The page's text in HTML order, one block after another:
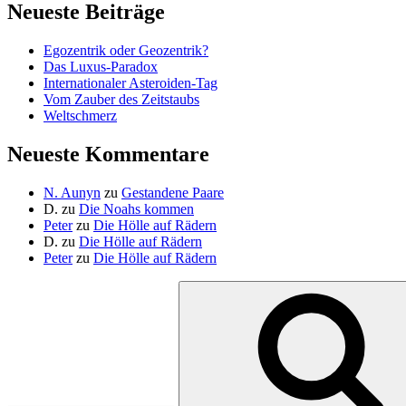
Neueste Beiträge
Egozentrik oder Geozentrik?
Das Luxus-Paradox
Internationaler Asteroiden-Tag
Vom Zauber des Zeitstaubs
Weltschmerz
Neueste Kommentare
N. Aunyn zu Gestandene Paare
D. zu Die Noahs kommen
Peterzu Die Hölle auf Rädern
D. zu Die Hölle auf Rädern
Peterzu Die Hölle auf Rädern